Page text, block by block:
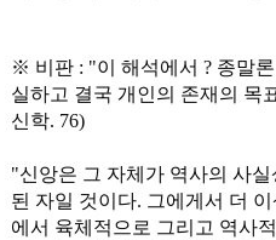
※ 비판 : "이 해석에서 ? 종말
실하고 결국 개인의 존재의 목
신학. 76)
"신앙은 그 자체가 역사의 사
된 자일 것이다. 그에게서 더
에서 육체적으로 그리고 역사